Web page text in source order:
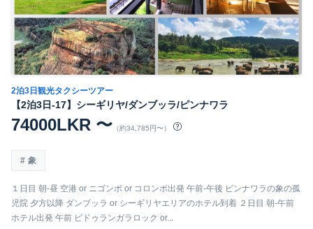
2泊3日観光タクシーツアー
【2泊3日-17】シーギリヤ/ダンブッラ/ピンナワラ
74000LKR 〜 （約34,785円〜）
象
１日目 朝-昼 空港 or ニゴンボ or コロンボ出発 午前-午後 ピンナワラの象の孤
児院 夕方以降 ダンブッラ or シーギリヤエリアのホテル到着 ２日目 朝-午前
ホテル出発 午前 ピドゥランガラロック or...